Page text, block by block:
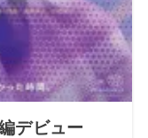
デビュー